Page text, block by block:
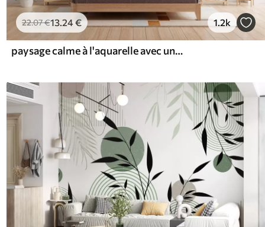
22.07€13.24€ 1.2k
paysage calme à l'aquarelle avec un lac et un arbre en fleurs